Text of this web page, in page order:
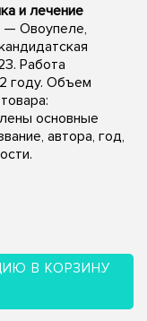
и лечение
— Овоупеле,
Работа
году. Объем
основные
автора, год,
В КОРЗИНУ